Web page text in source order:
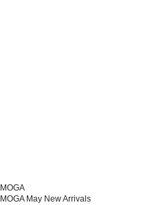
MOGA
MOGA May New Arrivals